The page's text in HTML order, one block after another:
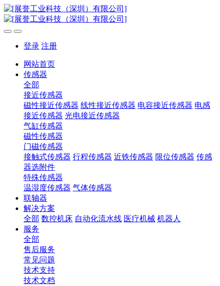
登录 注册
网站首页
传感器
全部
接近传感器
磁性接近传感器 线性接近传感器 电容接近传感器 电感
接近传感器 光电接近传感器
气缸传感器
磁性传感器
门磁传感器
接触式传感器 行程传感器 近铁传感器 限位传感器 传感
器选附件
特殊传感器
温湿度传感器 气体传感器
联轴器
解决方案
全部 数控机床 自动化流水线 医疗机械 机器人
服务
全部
售后服务
常见问题
技术支持
技术文档